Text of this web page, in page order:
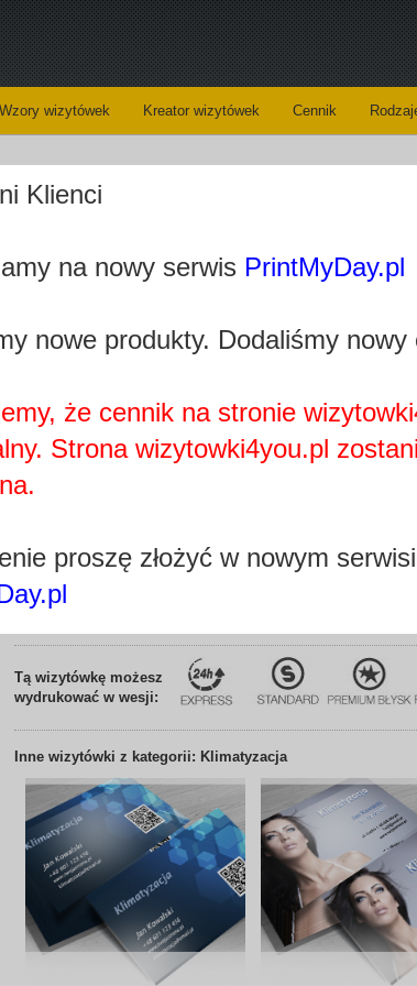
Wzory wizytówek Kreator wizytówek Cennik
Edytuj wizytówkę
Tą wizytówkę możesz
wydrukować w wesji:
Inne wizytówki z kategorii: Klimatyzacja
Klienci
na nowy serwis PrintMyDay.pl
nowe produkty. Dodaliśmy nowy
że cennik na stronie
Strona wizytowki4you.pl
proszę złożyć w nowym